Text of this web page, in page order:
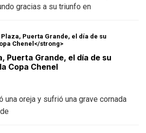
gracias a su triunfo en
Puerta Grande, el día de su
Copa Chenel
una oreja y sufrió una grave cornada